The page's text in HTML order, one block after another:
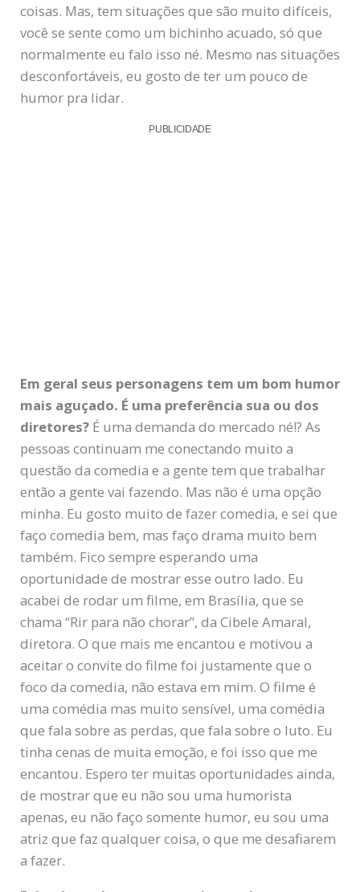
coisas. Mas, tem situações que são muito difíceis,
você se sente como um bichinho acuado, só que
normalmente eu falo isso né. Mesmo nas situações
desconfortáveis, eu gosto de ter um pouco de
humor pra lidar.
PUBLICIDADE
Em geral seus personagens tem um bom humor
mais aguçado. É uma preferência sua ou dos
diretores? É uma demanda do mercado né!? As
pessoas continuam me conectando muito a
questão da comedia e a gente tem que trabalhar
então a gente vai fazendo. Mas não é uma opção
minha. Eu gosto muito de fazer comedia, e sei que
faço comedia bem, mas faço drama muito bem
também. Fico sempre esperando uma
oportunidade de mostrar esse outro lado. Eu
acabei de rodar um filme, em Brasília, que se
chama “Rir para não chorar”, da Cibele Amaral,
diretora. O que mais me encantou e motivou a
aceitar o convite do filme foi justamente que o
foco da comedia, não estava em mim. O filme é
uma comédia mas muito sensível, uma comédia
que fala sobre as perdas, que fala sobre o luto. Eu
tinha cenas de muita emoção, e foi isso que me
encantou. Espero ter muitas oportunidades ainda,
de mostrar que eu não sou uma humorista
apenas, eu não faço somente humor, eu sou uma
atriz que faz qualquer coisa, o que me desafiarem
a fazer.